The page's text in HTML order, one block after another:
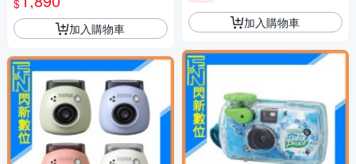
$
加入購物車 加入購物車